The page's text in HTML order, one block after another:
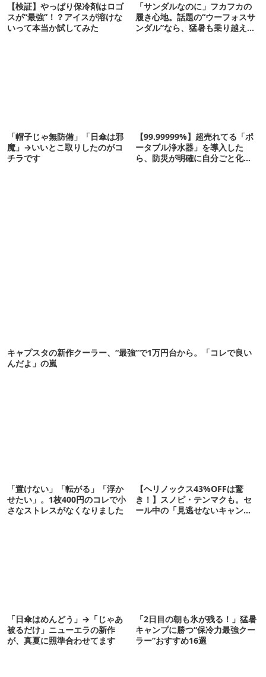
【検証】やっぱり保冷剤はロゴ
スが“最強”！？アイスが溶けな
いって本当か試してみた
「サンダルなのに」フカフカの
履き心地。話題の“ウーフォスサ
ンダル”なら、猛暑も乗り越えら
「帽子じゃ無防備」「日傘は邪
魔」→いいとこ取りしたのがコ
チラです
【99.99999%】超売れてる「ポ
ータブル浄水器」を導入した
ら、防災が明確に自分ごと化し
キャプスタの新作クーラー、“最強”で1万円台から。「コレで良い
んだよ」の嵐
「置けない」「転がる」「浮か
せたい」。1枚400円のコレで小
さなストレスがなくなりました
【ヘリノックス43%OFFは驚
き！】スノピ・テンマクも。セ
ール中の「見逃せないキャンプ
「日傘はめんどう」→「じゃあ
被るだけ」ニューエラの新作
が、真夏に照準合わせてます
「2日目の朝も氷が残る！」猛暑
キャンプに勝つ“保冷力最強クー
ラー”おすすめ16選